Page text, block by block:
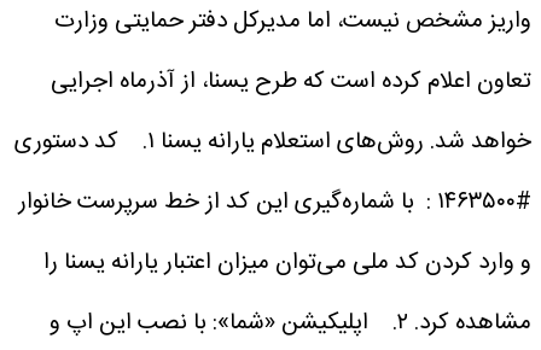
واریز مشخص نیست، اما مدیرکل دفتر حمایتی وزارت
تعاون اعلام کرده است که طرح یسنا، از آذرماه اجرایی
خواهد شد. روش‌های استعلام یارانه یسنا ۱. کد دستوری
#۱۴۶۳۵۰۰ :
با شماره‌گیری این کد از خط سرپرست خانوار
و وارد کردن کد ملی می‌توان میزان اعتبار یارانه یسنا را
مشاهده کرد. ۲. اپلیکیشن «شما»:
با نصب این اپ و